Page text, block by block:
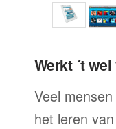
Werkt ´t
Veel
het leren